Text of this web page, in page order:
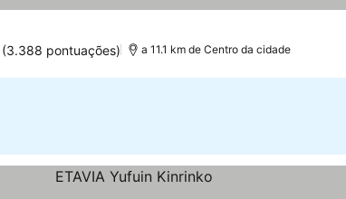
(3.388 pontuações) a 11.1 km de Centro da cidade